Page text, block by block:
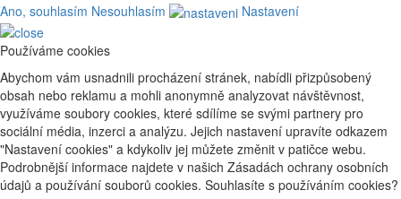
Ano, souhlasím Nesouhlasím Nastavení
Používáme cookies
Abychom vám usnadnili procházení stránek, nabídli přizpůsobený
obsah nebo reklamu a mohli anonymně analyzovat návštěvnost,
využíváme soubory cookies, které sdílíme se svými partnery pro
sociální média, inzerci a analýzu. Jejich nastavení upravíte odkazem
"Nastavení cookies" a kdykoliv jej můžete změnit v patičce webu.
Podrobnější informace najdete v našich Zásadách ochrany osobních
údajů a používání souborů cookies. Souhlasíte s používáním cookies?